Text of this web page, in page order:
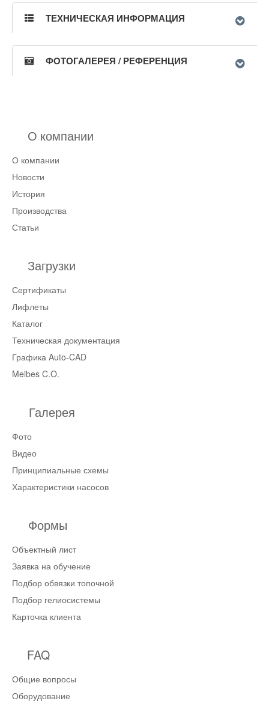
ТЕХНИЧЕСКАЯ ИНФОРМАЦИЯ
ФОТОГАЛЕРЕЯ / РЕФЕРЕНЦИЯ
О компании
О компании
Новости
История
Производства
Статьи
Загрузки
Сертификаты
Лифлеты
Каталог
Техническая документация
Графика Auto-CAD
Meibes C.O.
Галерея
Фото
Видео
Принципиальные схемы
Характеристики насосов
Формы
Объектный лист
Заявка на обучение
Подбор обвязки топочной
Подбор гелиосистемы
Карточка клиента
FAQ
Общие вопросы
Оборудование